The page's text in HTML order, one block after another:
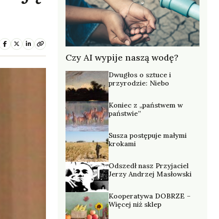
Czy AI wypije naszą wodę?
Dwugłos o sztuce i
przyrodzie: Niebo
Koniec z „państwem w
państwie”
Susza postępuje małymi
krokami
Odszedł nasz Przyjaciel
Jerzy Andrzej Masłowski
Kooperatywa DOBRZE –
Więcej niż sklep